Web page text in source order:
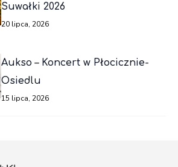
Suwałki 2026
20 lipca, 2026
Aukso – Koncert w Płocicznie-
Osiedlu
15 lipca, 2026